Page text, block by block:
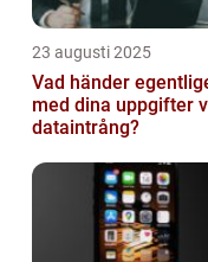
23 augusti 2025
Vad händer
med dina uppgifter
dataintrång?